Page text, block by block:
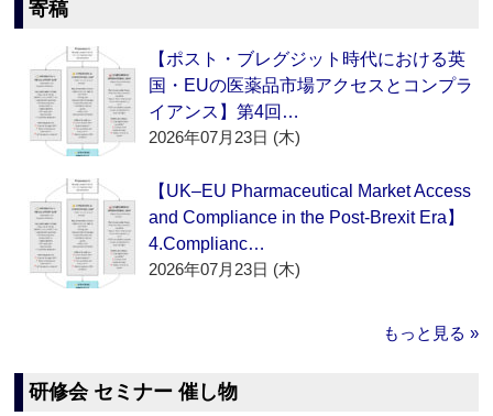
寄稿
【ポスト・ブレグジット時代における英
国・EUの医薬品市場アクセスとコンプラ
イアンス】第4回…
2026年07月23日 (木)
【UK–EU Pharmaceutical Market Access
and Compliance in the Post-Brexit Era】
4.Complianc…
2026年07月23日 (木)
もっと見る »
研修会 セミナー 催し物